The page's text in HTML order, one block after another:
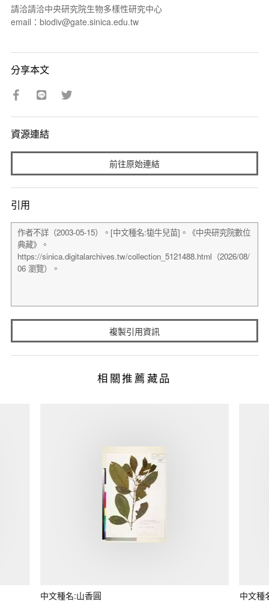
請洽請洽中央研究院生物多樣性研究中心
email：biodiv@gate.sinica.edu.tw
分享本文
資源連結
前往原始連結
引用
複製引用資訊
相關推薦藏品
中文種名:山香圓 中文種